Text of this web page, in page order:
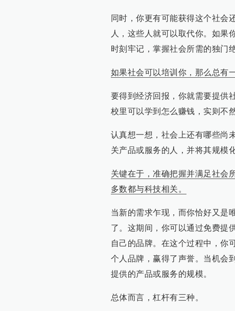
同时，你更有可能获得这个社会
人，这些人就可以取代你。如果
时刻牢记，掌握社会所需的独门
如果社会可以培训你，那么总有
要得到经济回报，你就需要提供
校里可以学到怎么赚钱，实则不
认真想一想，社会上还有哪些尚
关产品或服务的人，并将其规模
关键在于，准确把握并满足社会
多数都与科技相关。
当新的需求乍现，而你恰好又是
了。这期间，你可以通过免费提
自己的品牌。在这个过程中，你
个人品牌，赢得了声誉。当机会
提供的产品或服务的规模。
总体而言，杠杆有三种。